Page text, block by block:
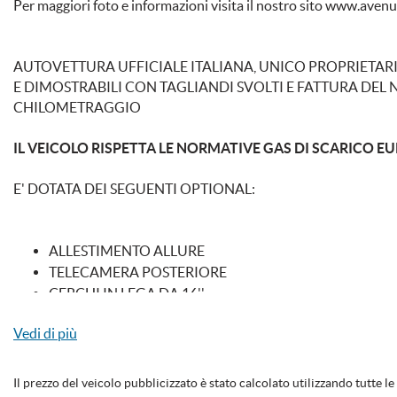
Touch screen USB
Vivavoce
Per maggiori foto e informazioni visita il nostro sito
AUTOVETTURA UFFICIALE ITALIANA, UNICO
E DIMOSTRABILI CON TAGLIANDI SVOLTI E FATTURA DEL
CHILOMETRAGGIO
IL VEICOLO RISPETTA LE NORMATIVE GAS DI SCARICO
E' DOTATA DEI SEGUENTI OPTIONAL:
ALLESTIMENTO ALLURE
TELECAMERA POSTERIORE
CERCHI IN LEGA DA 16''
VETRI POSTERIORI OSCURATI
VOLANTE IN PELLE MULTIFUNZIONE
Vedi di più
Il prezzo del veicolo pubblicizzato è stato calcolato utilizzando tutte le